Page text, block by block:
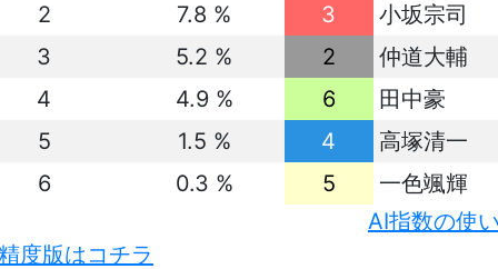
2
7.8 % 3
小坂宗司
3
5.2 % 2
仲道大輔
4
4.9 % 6
田中豪
5
1.5 % 4
高塚清一
6
0.3 % 5
一色颯輝
AI指数の使
度版はコチラ